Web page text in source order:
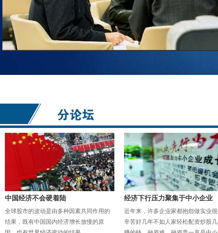
中国经济不会硬着陆
全球股市的波动是由多种因素共同作用的
结果，既有中国国内经济增长放慢的原
经济下行压力聚集于中小企业
近年来，许多企业家都抱怨做实业
辛苦好几年不如人家轻松配资炒股